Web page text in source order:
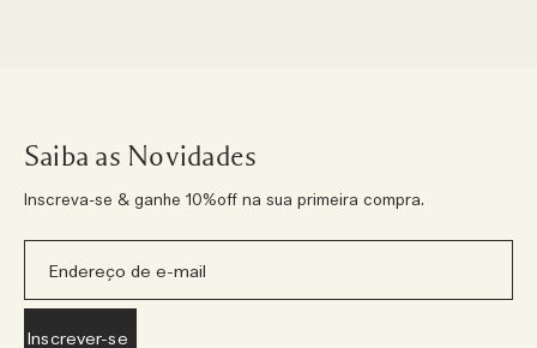
Saiba as Novidades
Inscreva-se & ganhe 10%off na sua primeira compra.